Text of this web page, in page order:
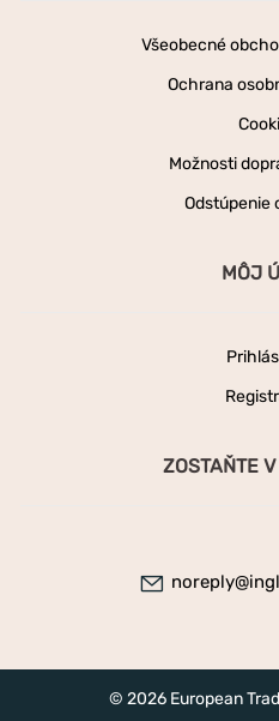
Všeobecné
Ochrana
Možnosti
Odstúpenie
MÔJ
ZOSTAŇTE
© 2026 European